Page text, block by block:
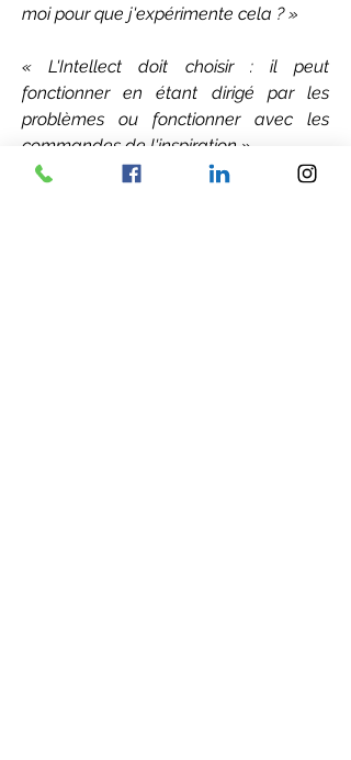
moi pour que j'expérimente cela ? »
« L'Intellect doit choisir : il peut
fonctionner en étant dirigé par les
problèmes ou fonctionner avec les
commandes de l'inspiration ».